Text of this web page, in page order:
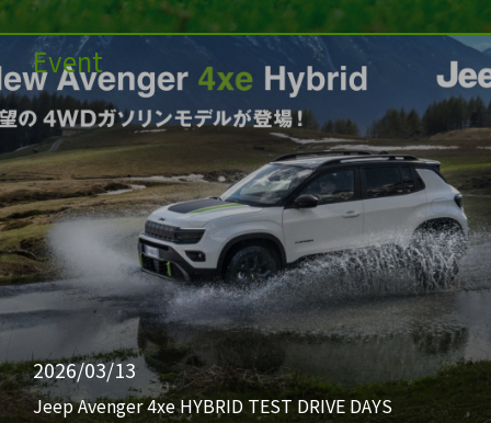
Event
2026/03/13
Jeep Avenger 4xe HYBRID TEST DRIVE DAYS